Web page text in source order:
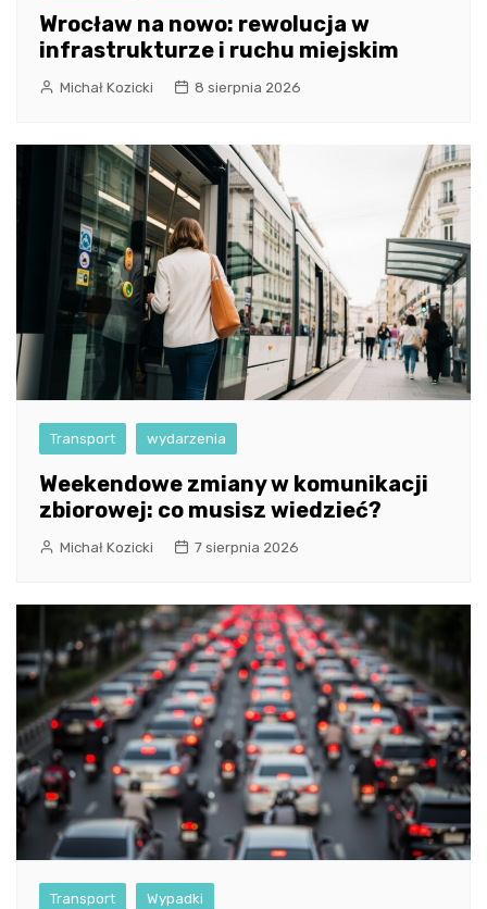
Wrocław na nowo: rewolucja w
infrastrukturze i ruchu miejskim
Michał Kozicki 8 sierpnia 2026
Transport wydarzenia
Weekendowe zmiany w komunikacji
zbiorowej: co musisz wiedzieć?
Michał Kozicki 7 sierpnia 2026
Transport Wypadki